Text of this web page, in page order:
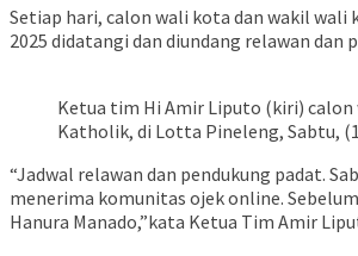
Setiap hari, calon wali kota dan wakil wali
2025 didatangi dan diundang relawan dan
Ketua tim Hi Amir Liputo (kiri) calon
Katholik, di Lotta Pineleng, Sabtu,
“Jadwal relawan dan pendukung padat.
menerima komunitas ojek online.
Hanura Manado,”kata Ketua Tim Amir